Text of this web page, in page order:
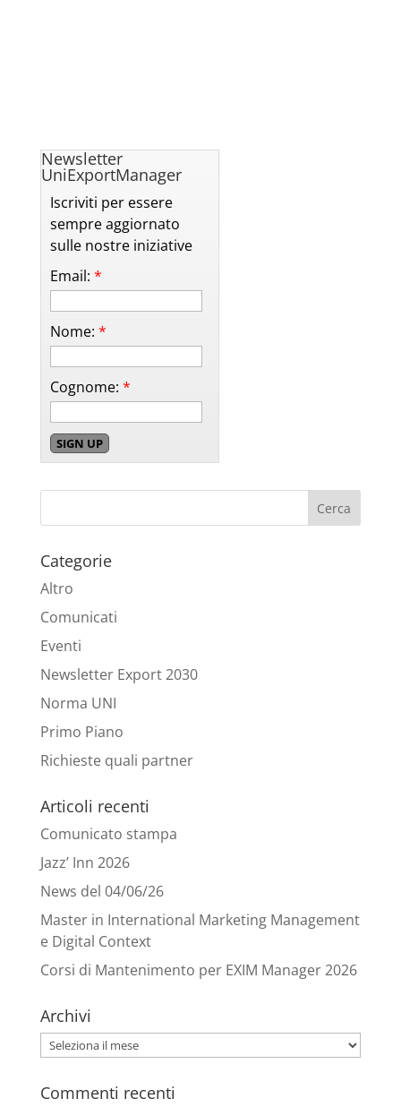
Newsletter
UniExportManager
Iscriviti per essere
sempre aggiornato
sulle nostre iniziative
Email: *
Nome: *
Cognome: *
Categorie
Altro
Comunicati
Eventi
Newsletter Export 2030
Norma UNI
Primo Piano
Richieste quali partner
Articoli recenti
Comunicato stampa
Jazz’ Inn 2026
News del 04/06/26
Master in International Marketing Management
e Digital Context
Corsi di Mantenimento per EXIM Manager 2026
Archivi
Archivi
Commenti recenti